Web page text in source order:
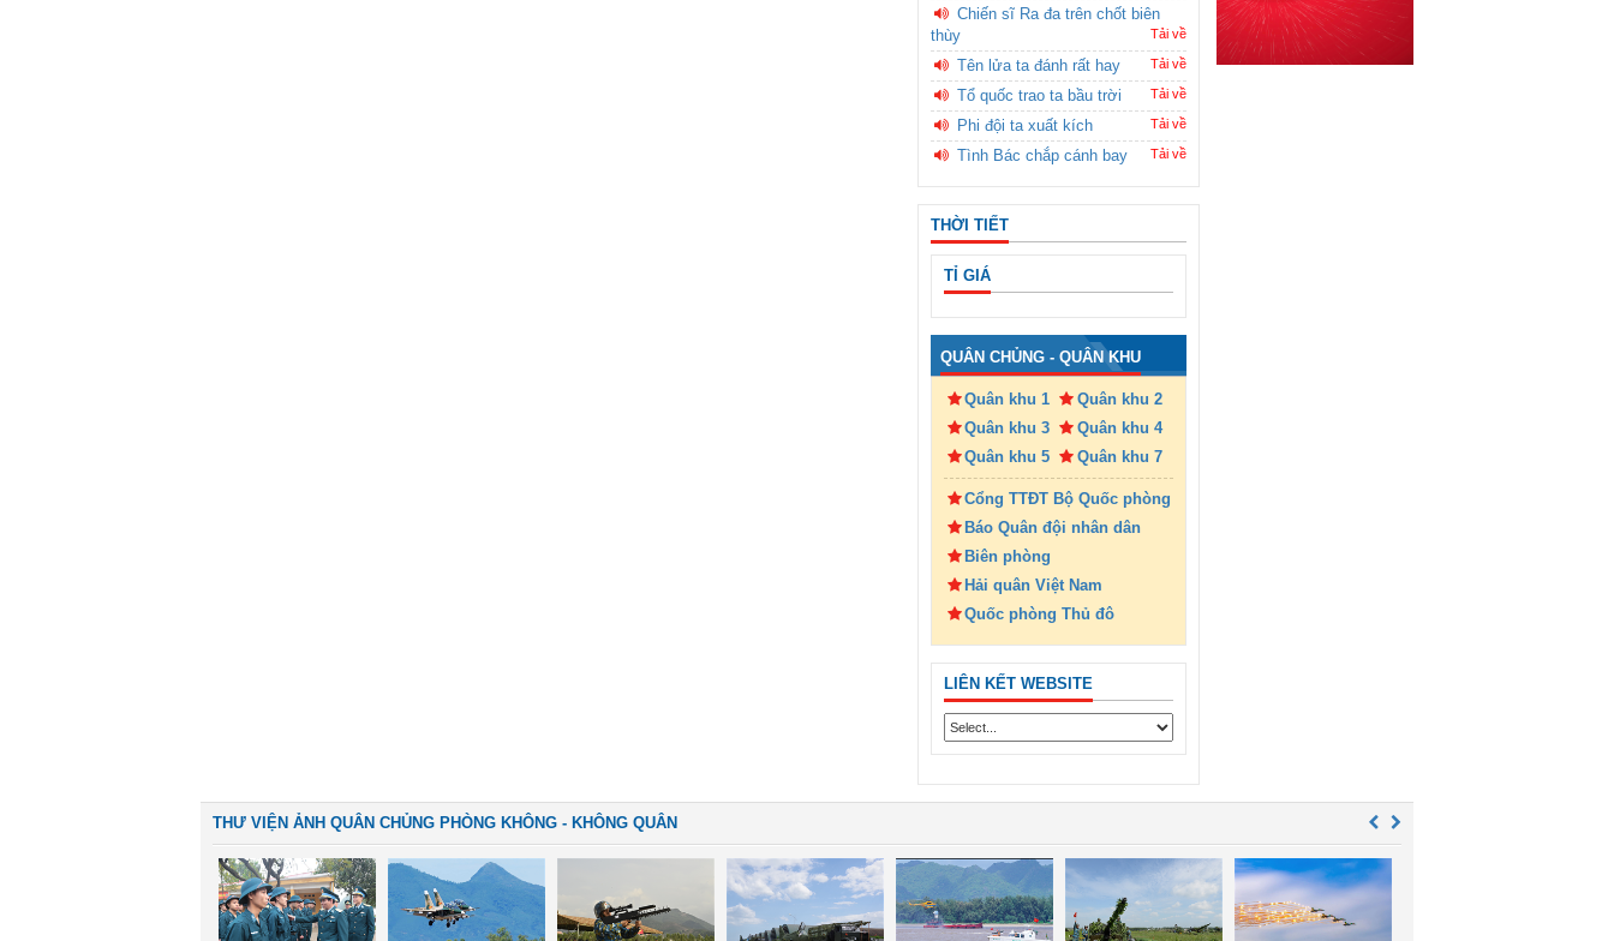
Chiến sĩ Ra đa trên chốt biên
thùy
Tải về
Tên lửa ta đánh rất hay Tải về
Tổ quốc trao ta bầu trời Tải về
Phi đội ta xuất kích Tải về
Tình Bác chắp cánh bay Tải về
THỜI TIẾT
TỈ GIÁ
QUÂN CHỦNG - QUÂN KHU
Quân khu 1
Quân khu 2
Quân khu 3
Quân khu 4
Quân khu 5
Quân khu 7
Cổng TTĐT Bộ Quốc phòng
Báo Quân đội nhân dân
Biên phòng
Hải quân Việt Nam
Quốc phòng Thủ đô
LIÊN KẾT WEBSITE
THƯ VIỆN ẢNH QUÂN CHỦNG PHÒNG KHÔNG - KHÔNG QUÂN